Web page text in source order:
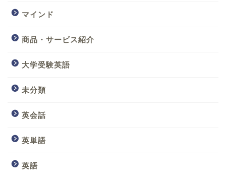
マインド
商品・サービス紹介
大学受験英語
未分類
英会話
英単語
英語